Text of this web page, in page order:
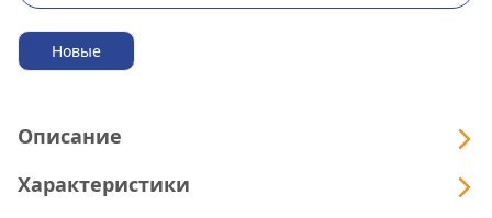
Новые
Описание
Характеристики